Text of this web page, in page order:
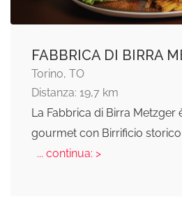
FABBRICA DI BIRRA
Torino, TO
Distanza: 19,7 km
La Fabbrica di Birra Metzger
gourmet con Birrificio storico
... continua: >